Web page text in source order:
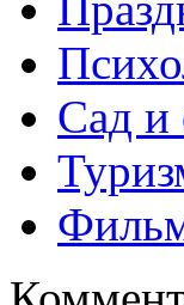
Сад и